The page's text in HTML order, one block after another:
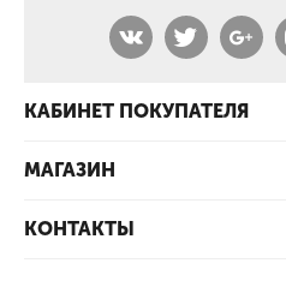
КАБИНЕТ ПОКУПАТЕЛЯ
МАГАЗИН
КОНТАКТЫ